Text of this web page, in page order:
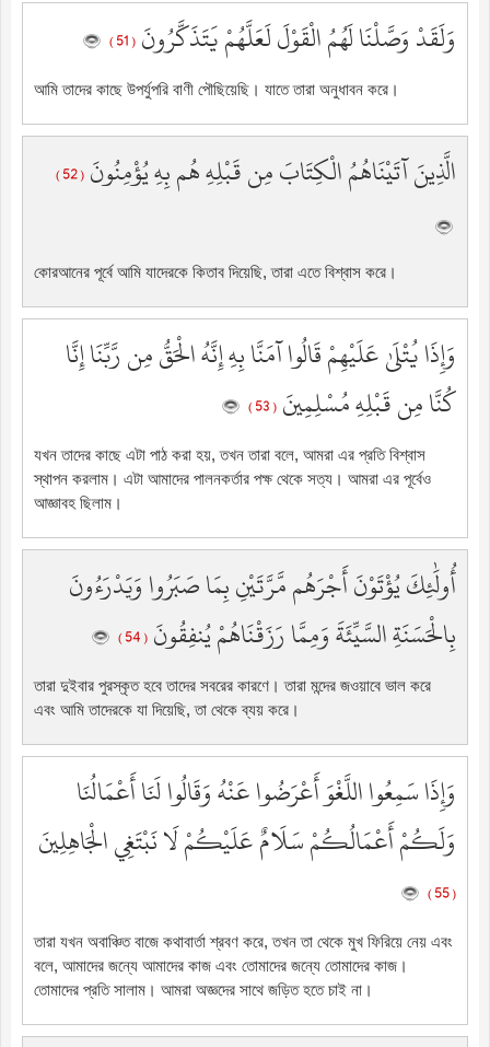
وَلَقَدْ وَصَّلْنَا لَهُمُ الْقَوْلَ لَعَلَّهُمْ يَتَذَكَّرُونَ ( 51 )
আমি তাদের কাছে উপর্যুপরি বাণী পৌছিয়েছি। যাতে তারা অনুধাবন করে।
الَّذِينَ آتَيْنَاهُمُ الْكِتَابَ مِن قَبْلِهِ هُم بِهِ يُؤْمِنُونَ ( 52 )
কোরআনের পূর্বে আমি যাদেরকে কিতাব দিয়েছি, তারা এতে বিশ্বাস করে।
وَإِذَا يُتْلَىٰ عَلَيْهِمْ قَالُوا آمَنَّا بِهِ إِنَّهُ الْحَقُّ مِن رَّبِّنَا إِنَّا
كُنَّا مِن قَبْلِهِ مُسْلِمِينَ ( 53 )
যখন তাদের কাছে এটা পাঠ করা হয়, তখন তারা বলে, আমরা এর প্রতি বিশ্বাস
স্থাপন করলাম। এটা আমাদের পালনকর্তার পক্ষ থেকে সত্য। আমরা এর পূর্বেও
আজ্ঞাবহ ছিলাম।
أُولَٰئِكَ يُؤْتَوْنَ أَجْرَهُم مَّرَّتَيْنِ بِمَا صَبَرُوا وَيَدْرَءُونَ
بِالْحَسَنَةِ السَّيِّئَةَ وَمِمَّا رَزَقْنَاهُمْ يُنفِقُونَ ( 54 )
তারা দুইবার পুরস্কৃত হবে তাদের সবরের কারণে। তারা মন্দের জওয়াবে ভাল করে
এবং আমি তাদেরকে যা দিয়েছি, তা থেকে ব্যয় করে।
وَإِذَا سَمِعُوا اللَّغْوَ أَعْرَضُوا عَنْهُ وَقَالُوا لَنَا أَعْمَالُنَا
وَلَكُمْ أَعْمَالُكُمْ سَلَامٌ عَلَيْكُمْ لَا نَبْتَغِي الْجَاهِلِينَ
( 55 )
তারা যখন অবাঞ্চিত বাজে কথাবার্তা শ্রবণ করে, তখন তা থেকে মুখ ফিরিয়ে নেয় এবং
বলে, আমাদের জন্যে আমাদের কাজ এবং তোমাদের জন্যে তোমাদের কাজ।
তোমাদের প্রতি সালাম। আমরা অজ্ঞদের সাথে জড়িত হতে চাই না।